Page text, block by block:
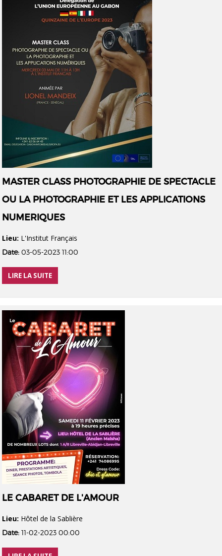
MASTER CLASS PHOTOGRAPHIE DE SPECTACLE
OU LA PHOTOGRAPHIE ET LES APPLICATIONS
NUMERIQUES
Lieu: L'Institut Français
Date: 03-05-2023 11:00
LIRE LA SUITE
LE CABARET DE L'AMOUR
Lieu: Hôtel de la Sablière
Date: 11-02-2023 00:00